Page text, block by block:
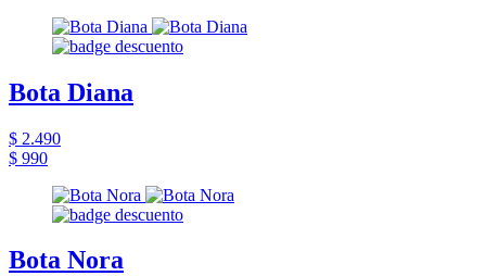
Bota Diana
$ 2.490
$ 990
Bota Nora